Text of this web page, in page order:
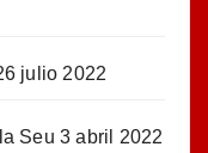
julio 2022
Seu 3 abril 2022